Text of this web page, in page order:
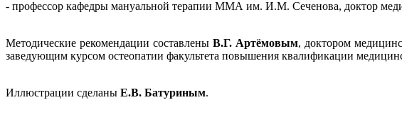
- профессор кафедры мануальной терапии ММА им. И.М. Сеченова, доктор
Методические рекомендации составленыВ.Г. Артёмовым, доктором
заведующим курсом остеопатии факультета повышения квалификации
Иллюстрации сделаны Е.В. Батуриным.